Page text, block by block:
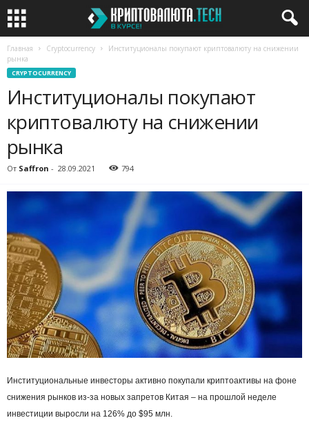
Главная Cryptocurrency
Институционалы покупают криптовалюту на снижении
рынка
CRYPTOCURRENCY
Институционалы покупают
криптовалюту на снижении
рынка
От Saffron - 28.09.2021 794
Институциональные инвесторы активно покупали криптоактивы на фоне
снижения рынков из-за новых запретов Китая – на прошлой неделе
инвестиции выросли на 126% до $95 млн.